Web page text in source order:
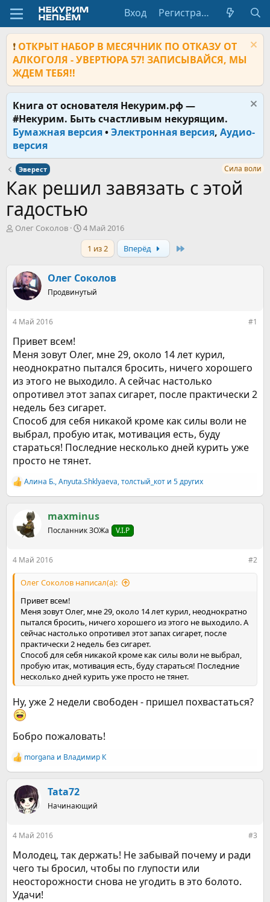
Вход Регистрация
❗ ОТКРЫТ НАБОР В МЕСЯЧНИК ПО ОТКАЗУ ОТ
АЛКОГОЛЯ - УВЕРТЮРА 57! ЗАПИСЫВАЙСЯ, МЫ
ЖДЕМ ТЕБЯ!!
Книга от основателя Некурим.рф —
#Некурим. Быть счастливым некурящим.
Бумажная версия•Электронная версия, Аудио-
версия
Эверест Сила воли
Как решил завязать с этой
гадостью
А
т
е
Олег Соколов
Д
а
а
а
ч
4 Май 2016
1 из 2
Вперёд
Олег Соколов
Продвинутый
4 Май 2016 #1
Привет всем!
Меня зовут Олег, мне 29, около 14 лет курил,
неоднократно пытался бросить, ничего хорошего
из этого не выходило. А сейчас настолько
опротивел этот запах сигарет, после практически 2
недель без сигарет.
Способ для себя никакой кроме как силы воли не
выбрал, пробую итак, мотивация есть, буду
стараться! Последние несколько дней курить уже
просто не тянет.
Р
е
ц
Алина Б.,Anyuta.Shklyaeva,толстый_кот и 5 других
maxminus
Посланник ЗОЖа V.I.P
4 Май 2016 #2
Олег Соколов написал(а):
Привет всем!
Меня зовут Олег, мне 29, около 14 лет курил, неоднократно
пытался бросить, ничего хорошего из этого не выходило. А
сейчас настолько опротивел этот запах сигарет, после
практически 2 недель без сигарет.
Способ для себя никакой кроме как силы воли не выбрал,
пробую итак, мотивация есть, буду стараться! Последние
несколько дней курить уже просто не тянет.
Ну, уже 2 недели свободен - пришел похвастаться?
Бобро пожаловать!
Р
е
к
ц
и
morgana и Владимир К
Tata72
Начинающий
4 Май 2016 #3
Молодец, так держать! Не забывай почему и ради
чего ты бросил, чтобы по глупости или
неосторожности снова не угодить в это болото.
Удачи!